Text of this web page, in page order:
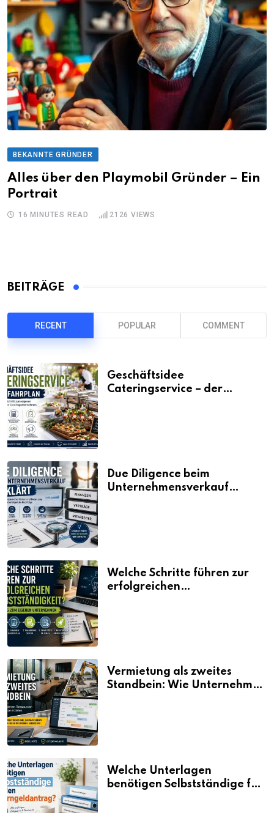
BEKANNTE GRÜNDER
Alles über den Playmobil Gründer – Ein
Portrait
16 MINUTES READ 2126 VIEWS
BEITRÄGE
RECENT POPULAR COMMENT
Geschäftsidee
Cateringservice – der
Due Diligence beim
Unternehmensverkauf
Welche Schritte führen zur
erfolgreichen
Vermietung als zweites
Standbein: Wie Unternehmen
Welche Unterlagen
benötigen Selbstständige für